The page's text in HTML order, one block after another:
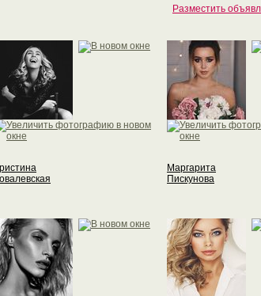
Разместить
Маргарита
Пискунова